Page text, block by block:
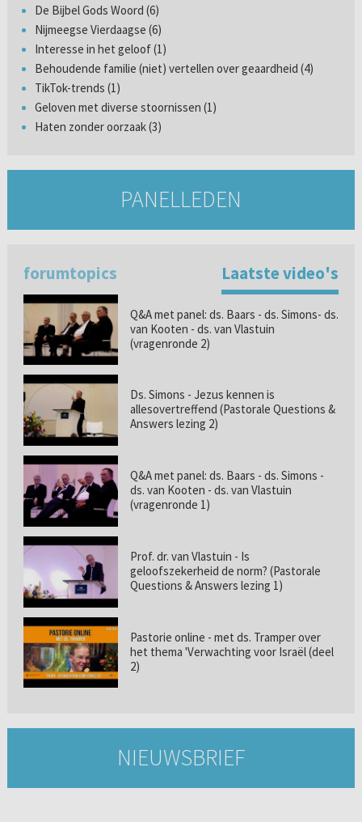
De Bijbel Gods Woord (6)
Nijmeegse Vierdaagse (6)
Interesse in het geloof (1)
Behoudende familie (niet) vertellen over geaardheid (4)
TikTok-trends (1)
Geloven met diverse stoornissen (1)
Haten zonder oorzaak (3)
PANELLEDEN
forumtopics Laatste video's
Q&A met panel: ds. Baars - ds. Simons- ds.
van Kooten - ds. van Vlastuin
(vragenronde 2)
Ds. Simons - Jezus kennen is
allesovertreffend (Pastorale Questions &
Answers lezing 2)
Q&A met panel: ds. Baars - ds. Simons -
ds. van Kooten - ds. van Vlastuin
(vragenronde 1)
Prof. dr. van Vlastuin - Is
geloofszekerheid de norm? (Pastorale
Questions & Answers lezing 1)
Pastorie online - met ds. Tramper over
het thema 'Verwachting voor Israël (deel
2)
NIEUWSBRIEF